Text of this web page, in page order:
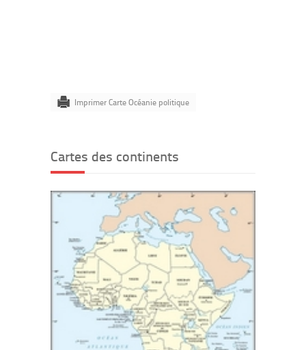
Imprimer Carte Océanie politique
Cartes des continents